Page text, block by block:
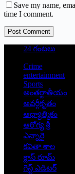
Save my name,
time I comment.
Post Comment
24 గంటలు
Crime
entertainment
Sports
అంతర్జాతీయం
అవర్గీకృతం
ఆధ్యాత్మికం
ఆరోగ్య శ్రీ
ఎన్నారై
కవితా శాల
క్లాస్ రూమ్
గెస్ట్ ఎడిటర్